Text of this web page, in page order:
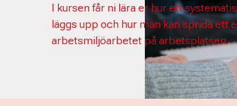
I kursen får ni lära er hur ett
läggs upp och hur man kan sprida ett
arbetsmiljöarbetet på arbetsplatsen.